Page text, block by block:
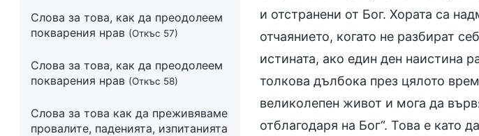
Слова за това, как да преодолеем
покварения нрав (Откъс 57)
Слова за това, как да преодолеем
покварения нрав (Откъс 58)
Слова за това как да преживяваме
провалите, паденията, изпитанията
и отстранени от Бог. Хората са
отчаянието, когато не разбират
истината, ако един ден наистина
толкова дълбока през цялото
великолепен живот и мога да
отблагодаря на Бог“. Това е като